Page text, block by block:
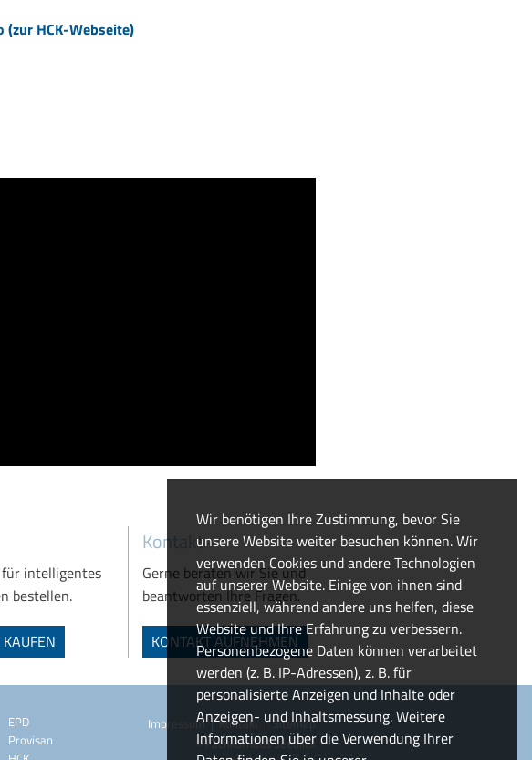
Wir benötigen Ihre Zustimmung, bevor Sie
unsere Website weiter besuchen können. Wir
verwenden Cookies und andere Technologien
auf unserer Website. Einige von ihnen sind
essenziell, während andere uns helfen, diese
Website und Ihre Erfahrung zu verbessern.
Personenbezogene Daten können verarbeitet
werden (z. B. IP-Adressen), z. B. für
personalisierte Anzeigen und Inhalte oder
Anzeigen- und Inhaltsmessung. Weitere
Informationen über die Verwendung Ihrer
(zur HCK-Webseite)
intelligentes
bestellen.
Kontakt
Gerne beraten wir Sie und
beantworten Ihre Fragen.
KONTAKT AUFNEHMEN
EPD
Provisan
Impressum|Kontakt |Sitemap
© Fachkurhaus Seeblick